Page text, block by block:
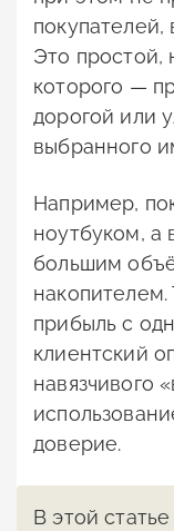
Это простой,
которого —
дорогой или
выбранного
Например,
ноутбуком, а
большим
прибыль с
клиентский
навязчивого
доверие.
В этой